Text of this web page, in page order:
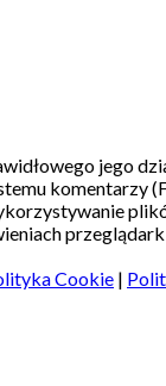
jego
komentarzy
Cookie |